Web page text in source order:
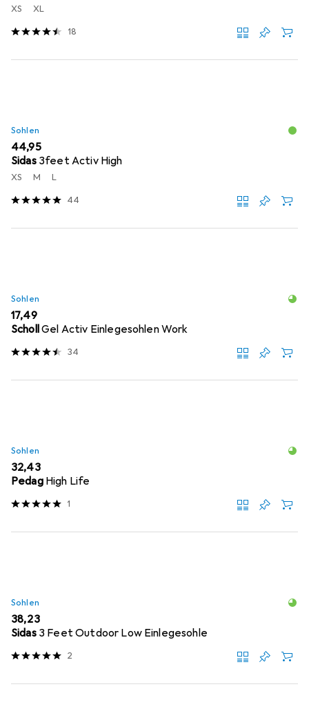
XS XL
18
Sohlen
EUR
44,95
Sidas 3feet Activ High
XS M L
44
Sohlen
EUR
17,49
SchollGel Activ Einlegesohlen Work
34
Sohlen
EUR
32,43
Pedag High Life
1
Sohlen
EUR
38,23
Sidas 3 Feet Outdoor Low Einlegesohle
2